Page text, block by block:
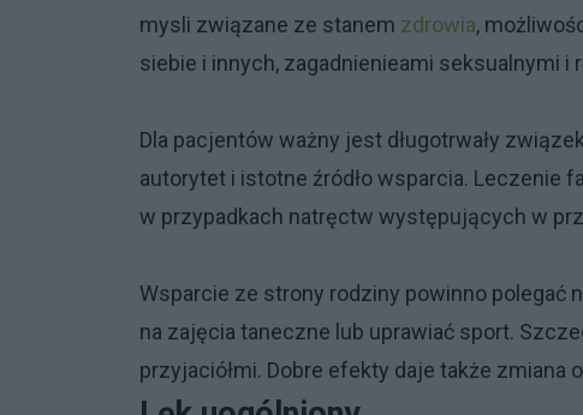
mysli związane ze stanem zdrowia,
siebie i innych, zagadnienieami seksualnymi i
Dla pacjentów ważny jest długotrwały
autorytet i istotne źródło wsparcia. Leczenie
w przypadkach natręctw występujących w
Wsparcie ze strony rodziny powinno polegać
na zajęcia taneczne lub uprawiać sport.
przyjaciółmi. Dobre efekty daje także zmiana